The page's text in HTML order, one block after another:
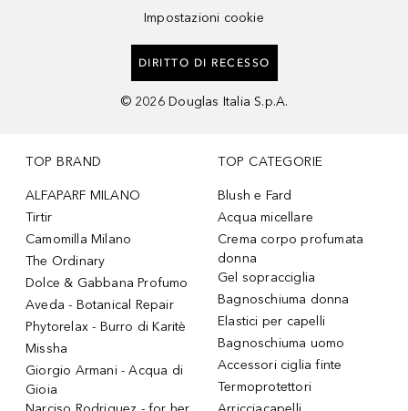
Impostazioni cookie
DIRITTO DI RECESSO
© 2026 Douglas Italia S.p.A.
TOP BRAND
ALFAPARF MILANO
Tirtir
Camomilla Milano
The Ordinary
Dolce & Gabbana Profumo
Aveda - Botanical Repair
Phytorelax - Burro di Karitè
Missha
Giorgio Armani - Acqua di
Gioia
TOP CATEGORIE
Blush e Fard
Acqua micellare
Crema corpo profumata
donna
Gel sopracciglia
Bagnoschiuma donna
Elastici per capelli
Bagnoschiuma uomo
Accessori ciglia finte
Termoprotettori